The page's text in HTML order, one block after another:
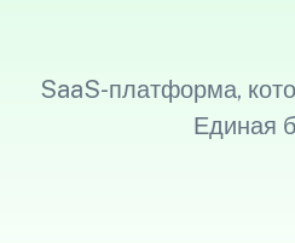
SaaS-платформа,
Единая